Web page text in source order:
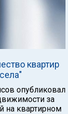
квартир
опубликовал
за
на квартирном